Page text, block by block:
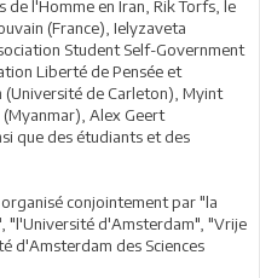
de l'Homme en Iran, Rik Torfs, le
(France), Ielyzaveta
Student Self-Government
Liberté de Pensée et
(Université de Carleton), Myint
Alex Geert
que des étudiants et des
conjointement par "la
"l'Université d'Amsterdam", "Vrije
d'Amsterdam des Sciences